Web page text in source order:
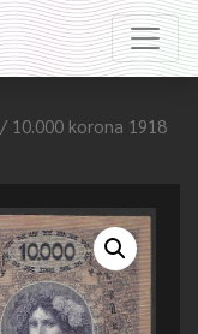
/ 10.000 korona 1918